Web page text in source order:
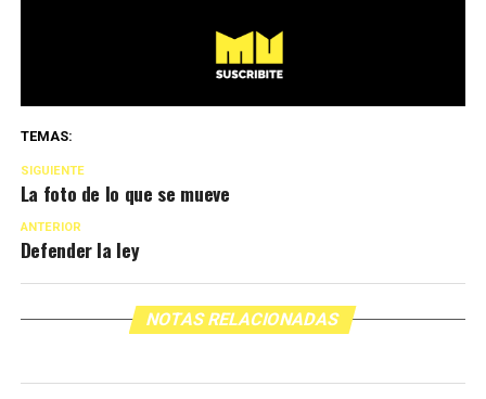
TEMAS:
SIGUIENTE
La foto de lo que se mueve
ANTERIOR
Defender la ley
NOTAS RELACIONADAS